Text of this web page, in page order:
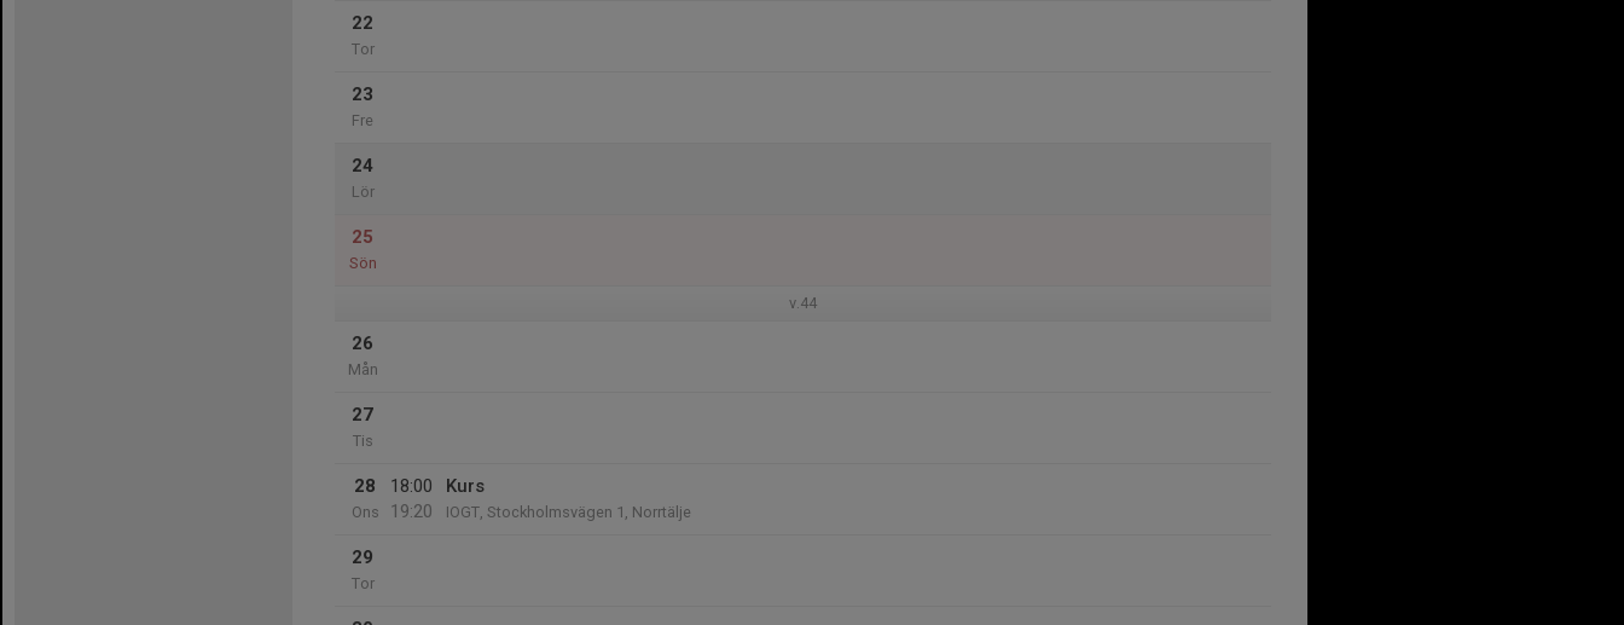
22
Tor
23
Fre
24
Lör
25
Sön
v.44
26
Mån
27
Tis
28
Ons
18:00
19:20
Kurs
IOGT, Stockholmsvägen 1, Norrtälje
29
Tor